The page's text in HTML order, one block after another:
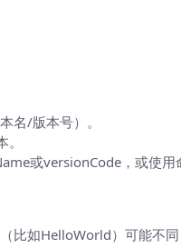
名/版本号）。
或versionCode，或使用
比如HelloWorld）可能不